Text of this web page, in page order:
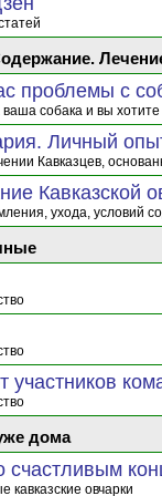
проблемы с
ваша собака и вы
Личный
Кавказцев,
Кавказской
ухода, условий
участников
дома
счастливым
кавказские овчарки